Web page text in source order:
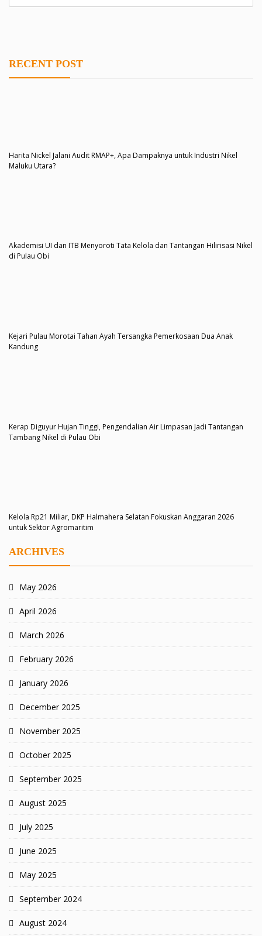
RECENT POST
Harita Nickel Jalani Audit RMAP+, Apa Dampaknya untuk Industri Nikel
Maluku Utara?
Akademisi UI dan ITB Menyoroti Tata Kelola dan Tantangan Hilirisasi Nikel
di Pulau Obi
Kejari Pulau Morotai Tahan Ayah Tersangka Pemerkosaan Dua Anak
Kandung
Kerap Diguyur Hujan Tinggi, Pengendalian Air Limpasan Jadi Tantangan
Tambang Nikel di Pulau Obi
Kelola Rp21 Miliar, DKP Halmahera Selatan Fokuskan Anggaran 2026
untuk Sektor Agromaritim
ARCHIVES
May 2026
April 2026
March 2026
February 2026
January 2026
December 2025
November 2025
October 2025
September 2025
August 2025
July 2025
June 2025
May 2025
September 2024
August 2024